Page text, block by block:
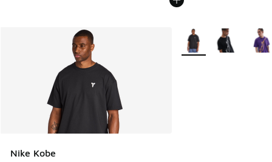
Nike Kobe
Meer kleuren